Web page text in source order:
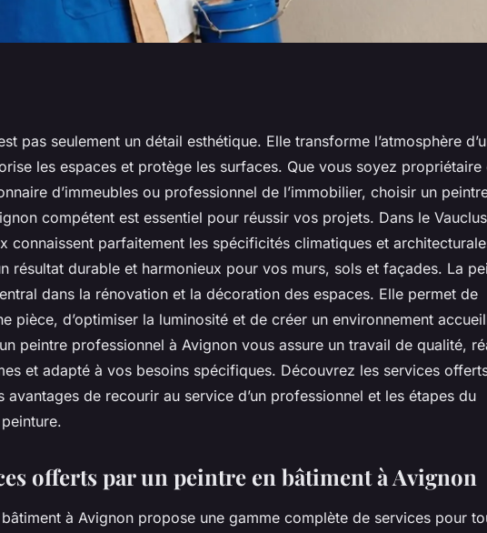
Avignon : le
valoriser votre
pas seulement un détail esthétique. Elle transforme l’atmosphère
les espaces et protège les surfaces. Que vous soyez propriétaire
d’immeubles ou professionnel de l’immobilier, choisir un
compétent est essentiel pour réussir vos projets. Dans le
connaissent parfaitement les spécificités climatiques et
résultat durable et harmonieux pour vos murs, sols et façades. La
dans la rénovation et la décoration des espaces. Elle permet de
pièce, d’optimiser la luminosité et de créer un environnement
peintre professionnel à Avignon vous assure un travail de qualité,
et adapté à vos besoins spécifiques. Découvrez les services
avantages de recourir au service d’un professionnel et les étapes du
offerts par un peintre en bâtiment à Avignon
à Avignon propose une gamme complète de services pour